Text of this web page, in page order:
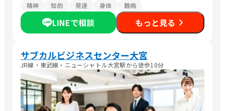
精神
知的 発達 身体 難病
LINEで相談 もっと見る
サブカルビジネスセンター大宮
JR線・東武線・ニューシャトル大宮駅から徒歩10分